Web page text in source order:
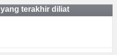
terakhir diliat